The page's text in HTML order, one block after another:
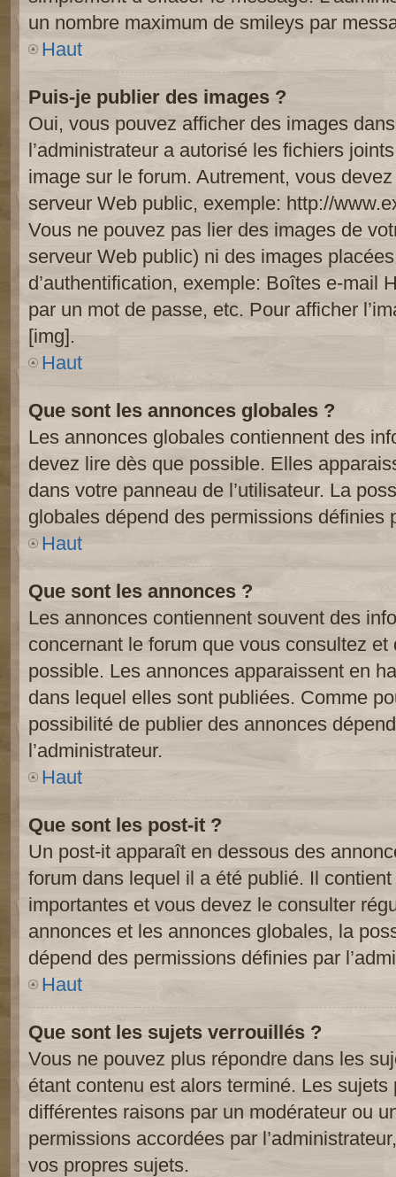
un nombre maximum de smileys par
Haut
Puis-je publier des images ?
Oui, vous pouvez afficher des images
l’administrateur a autorisé les fichiers
image sur le forum. Autrement, vous
serveur Web public, exemple: http://
Vous ne pouvez pas lier des images de
serveur Web public) ni des images
d’authentification, exemple: Boîtes e-mail
par un mot de passe, etc. Pour afficher
[img].
Haut
Que sont les annonces globales ?
Les annonces globales contiennent des
devez lire dès que possible. Elles
dans votre panneau de l’utilisateur. La
globales dépend des permissions définies
Haut
Que sont les annonces ?
Les annonces contiennent souvent des
concernant le forum que vous consultez
possible. Les annonces apparaissent en
dans lequel elles sont publiées. Comme
possibilité de publier des annonces
l’administrateur.
Haut
Que sont les post-it ?
Un post-it apparaît en dessous des
forum dans lequel il a été publié. Il
importantes et vous devez le consulter
annonces et les annonces globales, la
dépend des permissions définies par
Haut
Que sont les sujets verrouillés ?
Vous ne pouvez plus répondre dans les
étant contenu est alors terminé. Les
différentes raisons par un modérateur ou
permissions accordées par
vos propres sujets.